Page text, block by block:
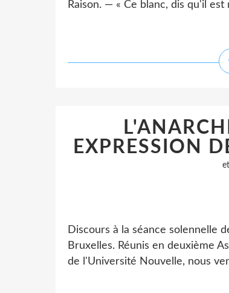
Raison. — « Ce blanc, dis qu'il
EXPRESSION
Discours à la séance solennelle
Bruxelles. Réunis en deuxième
de l'Université Nouvelle, nous